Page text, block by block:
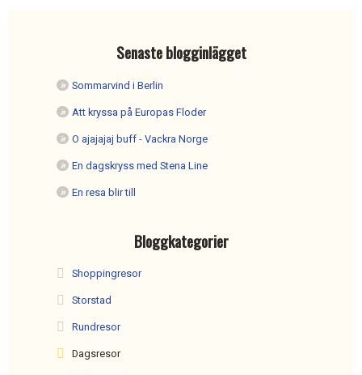
Senaste blogginlägget
Sommarvind i Berlin
Att kryssa på Europas Floder
O ajajajaj buff - Vackra Norge
En dagskryss med Stena Line
En resa blir till
Bloggkategorier
Shoppingresor
Storstad
Rundresor
Dagsresor